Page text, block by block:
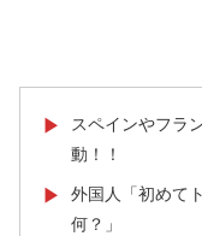
▶
スペインやフラ
動！！
▶
外国人「初めて
何？」